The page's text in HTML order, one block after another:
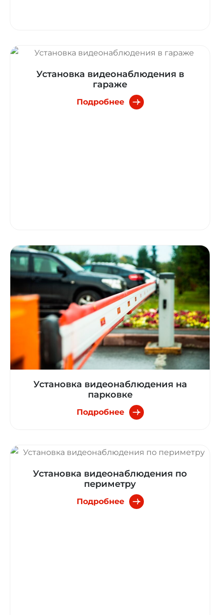
Установка видеонаблюдения в
гараже
Подробнее
Установка видеонаблюдения на
парковке
Подробнее
Установка видеонаблюдения по
периметру
Подробнее